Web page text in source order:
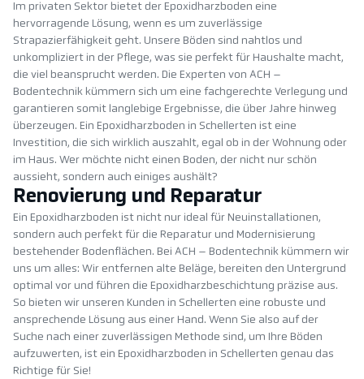
Im privaten Sektor bietet der Epoxidharzboden eine
hervorragende Lösung, wenn es um zuverlässige
Strapazierfähigkeit geht. Unsere Böden sind nahtlos und
unkompliziert in der Pflege, was sie perfekt für Haushalte macht,
die viel beansprucht werden. Die Experten von ACH –
Bodentechnik kümmern sich um eine fachgerechte Verlegung und
garantieren somit langlebige Ergebnisse, die über Jahre hinweg
überzeugen. Ein Epoxidharzboden in Schellerten ist eine
Investition, die sich wirklich auszahlt, egal ob in der Wohnung oder
im Haus. Wer möchte nicht einen Boden, der nicht nur schön
aussieht, sondern auch einiges aushält?
Renovierung und Reparatur
Ein Epoxidharzboden ist nicht nur ideal für Neuinstallationen,
sondern auch perfekt für die Reparatur und Modernisierung
bestehender Bodenflächen. Bei ACH – Bodentechnik kümmern wir
uns um alles: Wir entfernen alte Beläge, bereiten den Untergrund
optimal vor und führen die Epoxidharzbeschichtung präzise aus.
So bieten wir unseren Kunden in Schellerten eine robuste und
ansprechende Lösung aus einer Hand. Wenn Sie also auf der
Suche nach einer zuverlässigen Methode sind, um Ihre Böden
aufzuwerten, ist ein Epoxidharzboden in Schellerten genau das
Richtige für Sie!